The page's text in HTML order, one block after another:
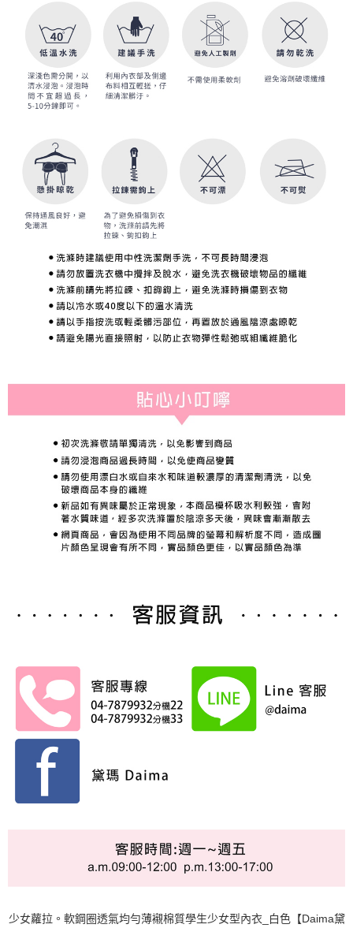
少女蘿拉。軟鋼圈透氣均勻薄襯棉質學生少女型內衣_白色【Daima黛